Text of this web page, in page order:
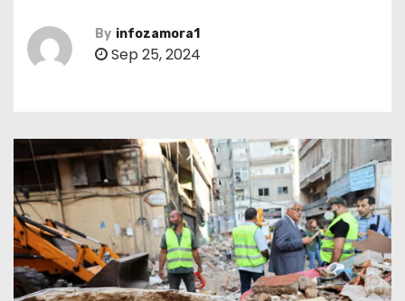
By infozamora1
Sep 25, 2024